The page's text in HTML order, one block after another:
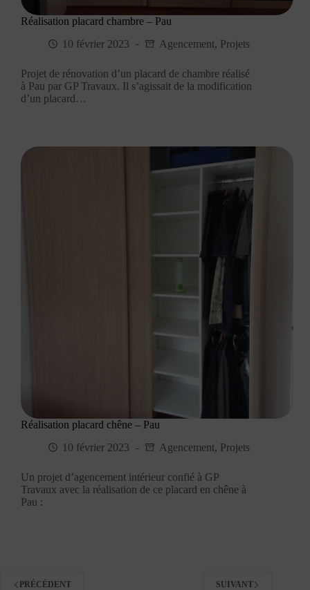
Réalisation placard chambre – Pau
10 février 2023
Agencement, Projets
Projet de rénovation d’un placard de chambre réalisé
à Pau par GP Travaux. Il s’agissait de la modification
d’un placard…
Réalisation placard chêne – Pau
10 février 2023
Agencement, Projets
Un projet d’agencement intérieur confié à GP
Travaux avec la réalisation de ce placard en chêne à
Pau :
PRÉCÉDENT SUIVANT